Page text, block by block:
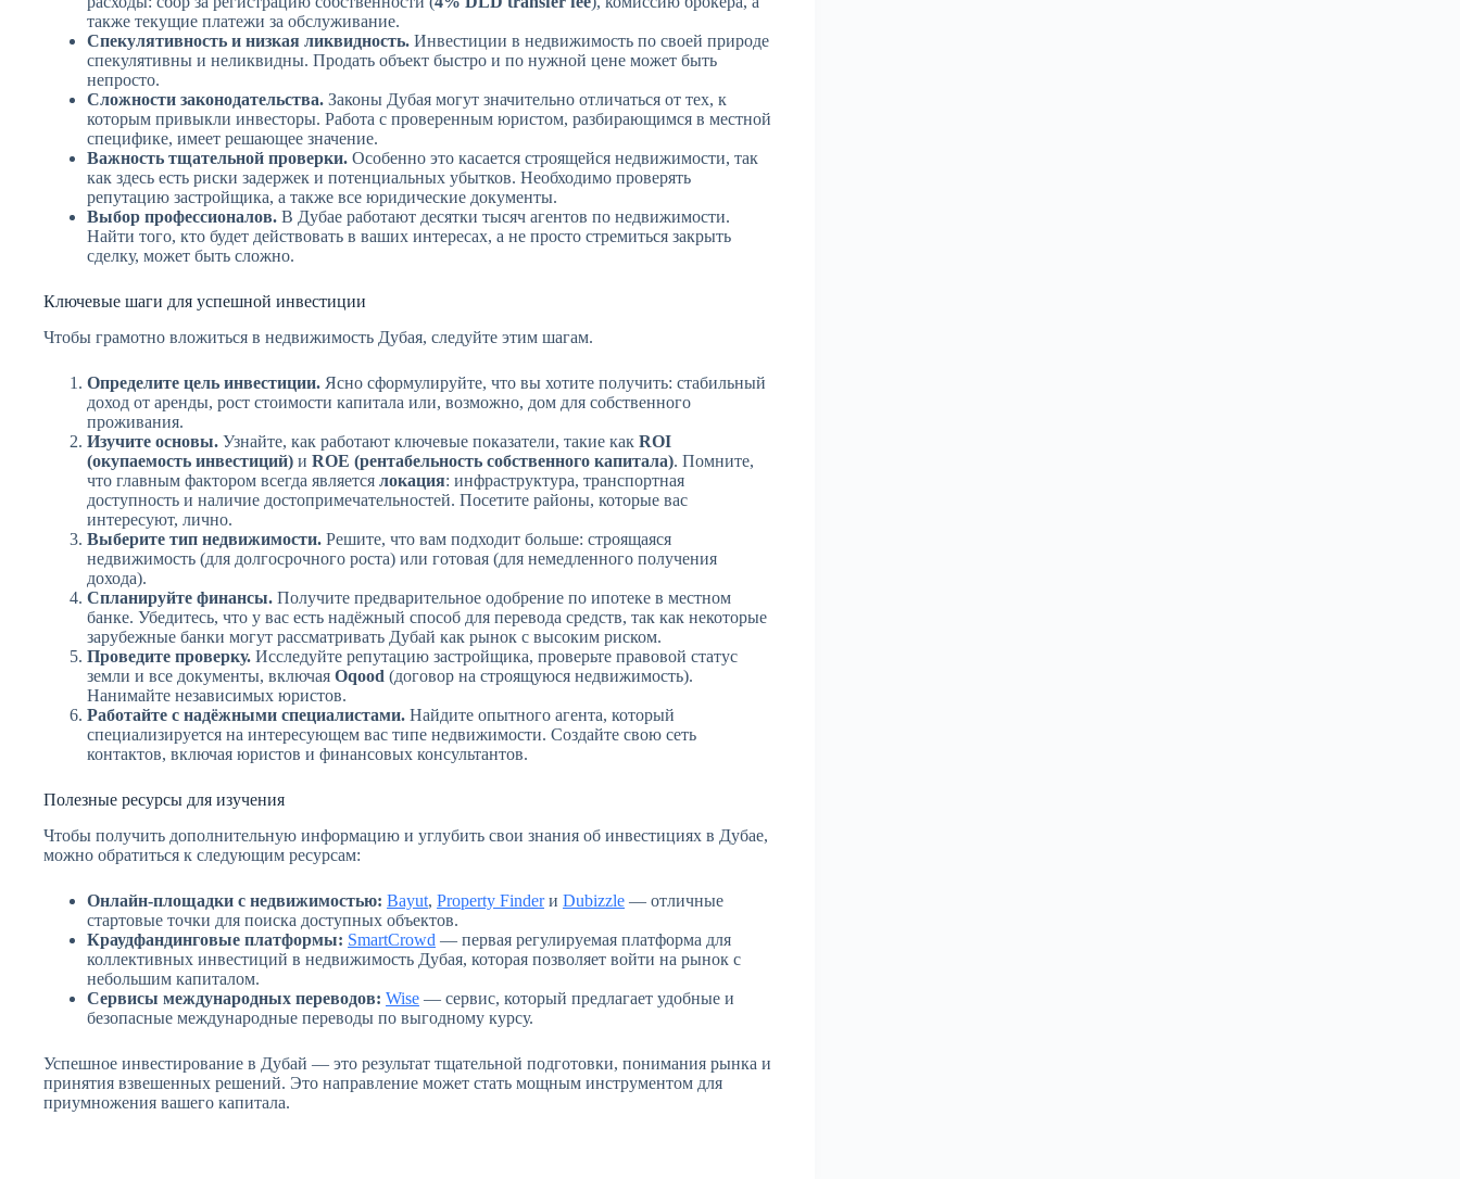
также текущие платежи за обслуживание.
Спекулятивность и низкая ликвидность. Инвестиции в недвижимость по своей природе
спекулятивны и неликвидны. Продать объект быстро и по нужной цене может быть
непросто.
Сложности законодательства. Законы Дубая могут значительно отличаться от тех, к
которым привыкли инвесторы. Работа с проверенным юристом, разбирающимся в местной
специфике, имеет решающее значение.
Важность тщательной проверки. Особенно это касается строящейся недвижимости, так
как здесь есть риски задержек и потенциальных убытков. Необходимо проверять
репутацию застройщика, а также все юридические документы.
Выбор профессионалов. В Дубае работают десятки тысяч агентов по недвижимости.
Найти того, кто будет действовать в ваших интересах, а не просто стремиться закрыть
сделку, может быть сложно.
Ключевые шаги для успешной инвестиции
Чтобы грамотно вложиться в недвижимость Дубая, следуйте этим шагам.
Определите цель инвестиции. Ясно сформулируйте, что вы хотите получить: стабильный
доход от аренды, рост стоимости капитала или, возможно, дом для собственного
проживания.
Изучите основы. Узнайте, как работают ключевые показатели, такие как ROI
(окупаемость инвестиций) и ROE (рентабельность собственного капитала). Помните,
что главным фактором всегда является локация: инфраструктура, транспортная
доступность и наличие достопримечательностей. Посетите районы, которые вас
интересуют, лично.
Выберите тип недвижимости. Решите, что вам подходит больше: строящаяся
недвижимость (для долгосрочного роста) или готовая (для немедленного получения
дохода).
Спланируйте финансы. Получите предварительное одобрение по ипотеке в местном
банке. Убедитесь, что у вас есть надёжный способ для перевода средств, так как некоторые
зарубежные банки могут рассматривать Дубай как рынок с высоким риском.
Проведите проверку. Исследуйте репутацию застройщика, проверьте правовой статус
земли и все документы, включая Oqood (договор на строящуюся недвижимость).
Нанимайте независимых юристов.
Работайте с надёжными специалистами. Найдите опытного агента, который
специализируется на интересующем вас типе недвижимости. Создайте свою сеть
контактов, включая юристов и финансовых консультантов.
Полезные ресурсы для изучения
Чтобы получить дополнительную информацию и углубить свои знания об инвестициях в Дубае,
можно обратиться к следующим ресурсам:
Онлайн-площадки с недвижимостью: Bayut, Property Finderи Dubizzle — отличные
стартовые точки для поиска доступных объектов.
Краудфандинговые платформы: SmartCrowd — первая регулируемая платформа для
коллективных инвестиций в недвижимость Дубая, которая позволяет войти на рынок с
небольшим капиталом.
Сервисы международных переводов: Wise — сервис, который предлагает удобные и
безопасные международные переводы по выгодному курсу.
Успешное инвестирование в Дубай — это результат тщательной подготовки, понимания рынка и
принятия взвешенных решений. Это направление может стать мощным инструментом для
приумножения вашего капитала.